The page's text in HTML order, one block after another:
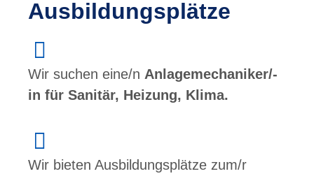
Ausbildungsplätze
Wir suchen eine/n Anlagemechaniker/-
in für Sanitär, Heizung, Klima.
Wir bieten Ausbildungsplätze zum/r